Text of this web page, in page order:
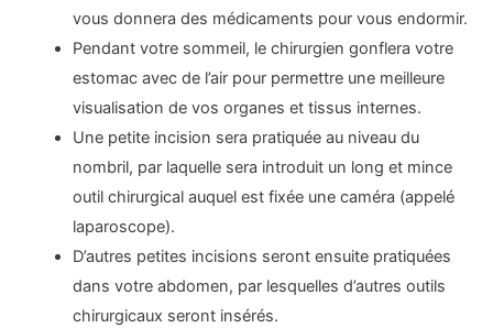
vous donnera des médicaments pour vous endormir.
Pendant votre sommeil, le chirurgien gonflera votre
estomac avec de l’air pour permettre une meilleure
visualisation de vos organes et tissus internes.
Une petite incision sera pratiquée au niveau du
nombril, par laquelle sera introduit un long et mince
outil chirurgical auquel est fixée une caméra (appelé
laparoscope).
D’autres petites incisions seront ensuite pratiquées
dans votre abdomen, par lesquelles d’autres outils
chirurgicaux seront insérés.